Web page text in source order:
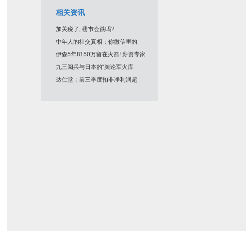
相关资讯
加关税了, 楼市会跌吗?
中年人的社交真相：你微信里的
伊森5年8150万留在火箭! 薪资专家
九三阅兵与日本的“舆论军火库
达仁堂：前三季度扣非净利润超